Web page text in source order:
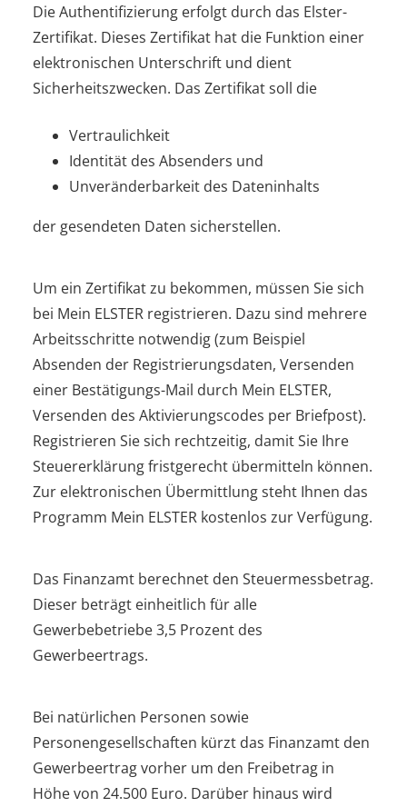
Die Authentifizierung erfolgt durch das Elster-
Zertifikat. Dieses Zertifikat hat die Funktion einer
elektronischen Unterschrift und dient
Sicherheitszwecken. Das Zertifikat soll die
Vertraulichkeit
Identität des Absenders und
Unveränderbarkeit des Dateninhalts
der gesendeten Daten sicherstellen.
Um ein Zertifikat zu bekommen, müssen Sie sich
bei Mein ELSTER registrieren. Dazu sind mehrere
Arbeitsschritte notwendig (zum Beispiel
Absenden der Registrierungsdaten, Versenden
einer Bestätigungs-Mail durch Mein ELSTER,
Versenden des Aktivierungscodes per Briefpost).
Registrieren Sie sich rechtzeitig, damit Sie Ihre
Steuererklärung fristgerecht übermitteln können.
Zur elektronischen Übermittlung steht Ihnen das
Programm Mein ELSTER kostenlos zur Verfügung.
Das Finanzamt berechnet den Steuermessbetrag.
Dieser beträgt einheitlich für alle
Gewerbebetriebe 3,5 Prozent des
Gewerbeertrags.
Bei natürlichen Personen sowie
Personengesellschaften kürzt das Finanzamt den
Gewerbeertrag vorher um den Freibetrag in
Höhe von 24.500 Euro. Darüber hinaus wird